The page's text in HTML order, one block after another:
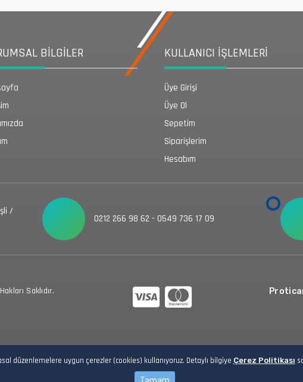
düzenlemelere uygun çerezler (cookies) kullanıyoruz. Detaylı bilgiye Çerez Politikası
BİLGİLER KULLANICI İŞLEMLERİ
Üye Girişi
Üye Ol
Sepetim
Siparişlerim
Hesabım
/
0212 266 98 62 - 0549 736 17 09
Saklıdır.